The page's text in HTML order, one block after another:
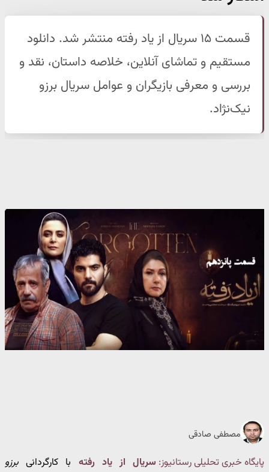
قسمت ۱۵ سریال از یاد رفته منتشر شد. دانلود
مستقیم و تماشای آنلاین، خلاصه داستان، نقد و
بررسی و معرفی بازیگران و عوامل سریال برزو
نیک‌نژاد.
مصطفی صادقی
پایگاه خبری تحلیلی رستانیوز: سریال از یاد رفته با کارگردانی برزو